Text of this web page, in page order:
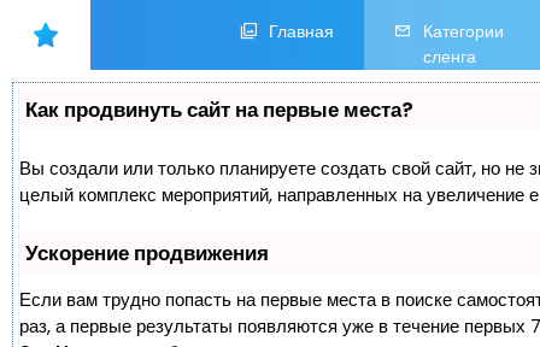
Главная
Категории
сленга
Как продвинуть сайт на первые места?
Вы создали или только планируете создать свой сайт, но не
целый комплекс мероприятий, направленных на увеличение
Ускорение продвижения
Если вам трудно попасть на первые места в поиске
раз, а первые результаты появляются уже в течение первых